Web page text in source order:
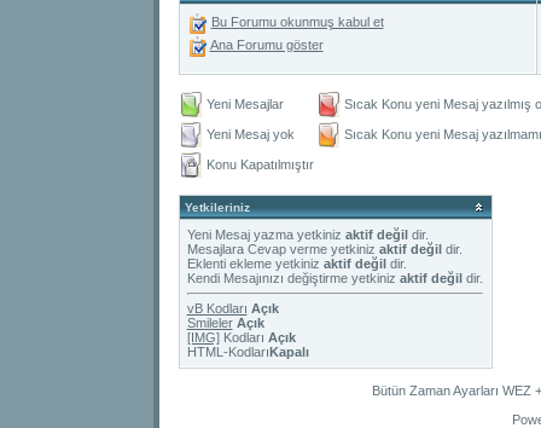
Bu Forumu okunmuş kabul et
Ana Forumu göster
Yeni Mesajlar Sıcak Konu yeni Mesaj yazılmış
Yeni Mesaj yok Sıcak Konu yeni Mesaj
Konu Kapatılmıştır
Yetkileriniz
Yeni Mesaj yazma yetkiniz aktif değildir.
Mesajlara Cevap verme yetkiniz aktif değildir.
Eklenti ekleme yetkiniz aktif değildir.
Kendi Mesajınızı değiştirme yetkiniz aktif değildir.
vB Kodları Açık
Smileler Açık
[IMG]Kodları Açık
HTML-KodlarıKapalı
Bütün Zaman Ayarları WEZ